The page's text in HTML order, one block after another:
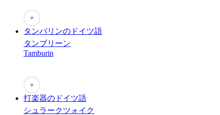
♥
タンバリンのドイツ語
タンブリーン
Tamburin
♥
打楽器のドイツ語
シュラークツォイク